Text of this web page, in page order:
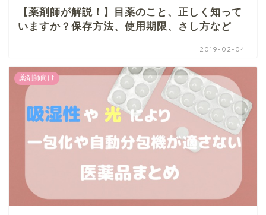
【薬剤師が解説！】目薬のこと、正しく知って
いますか？保存方法、使用期限、さし方など
2019-02-04
薬剤師向け